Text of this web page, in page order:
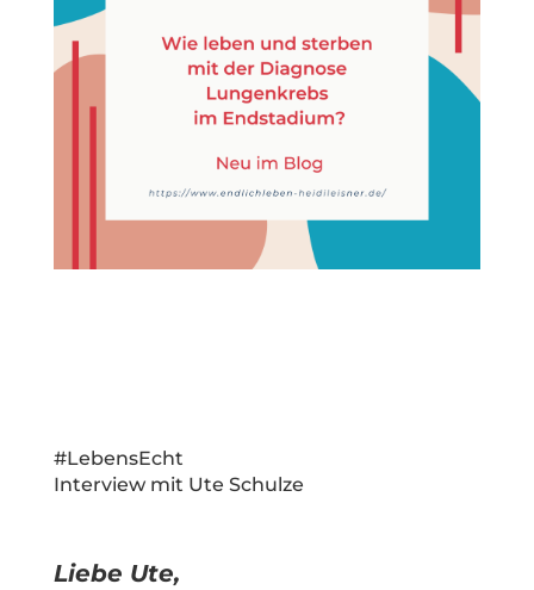
#LebensEcht
Interview mit Ute Schulze
Liebe Ute,